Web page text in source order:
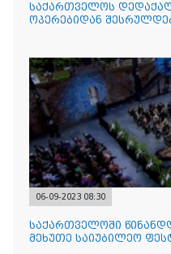
საქართველოს
ოპერებიდან
06-09-2023 08:30
საქართველოში
მეხუთე საიუბილეო